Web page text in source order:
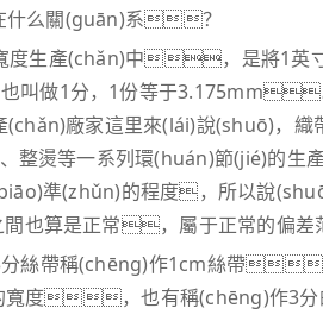
么關(guān)系？
度生產(chǎn)中，是將1
做1分，1份等于3.175mm
廠家這里來(lái)說(shuō)，
整燙等一系列環(huán)節(jié)的生
準(zhǔn)的程度，所以說
間也算是正常，屬于正常的偏
分絲帶稱(chēng)作1cm絲帶
寬度，也有稱(chēng)作3分